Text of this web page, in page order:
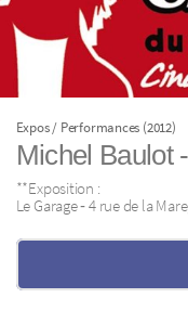
Expos / Performances (2012)
Michel Baulot
**Exposition :
Le Garage ‐ 4 rue de la